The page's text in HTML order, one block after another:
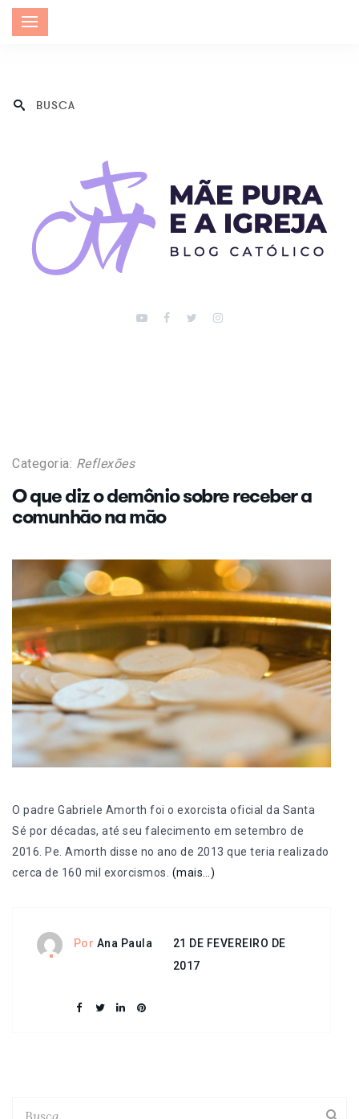
Categoria: Reflexões
O que diz o demônio sobre receber a
comunhão na mão
O padre Gabriele Amorth foi o exorcista oficial da Santa
Sé por décadas, até seu falecimento em setembro de
2016. Pe. Amorth disse no ano de 2013 que teria realizado
cerca de 160 mil exorcismos. (mais…)
Por Ana Paula
21 DE FEVEREIRO DE
2017